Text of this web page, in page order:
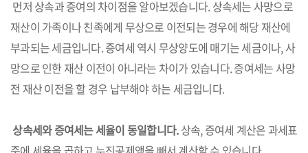
먼저 상속과 증여의 차이점을 알아보겠습니다. 상속세는 사망으로
재산이 가족이나 친족에게 무상으로 이전되는 경우에 해당 재산에
부과되는 세금입니다. 증여세 역시 무상양도에 매기는 세금이나, 사
망으로 인한 재산 이전이 아니라는 차이가 있습니다. 증여세는 사망
전 재산 이전을 할 경우 납부해야 하는 세금입니다.
상속세와 증여세는 세율이 동일합니다.상속, 증여세 계산은 과세표